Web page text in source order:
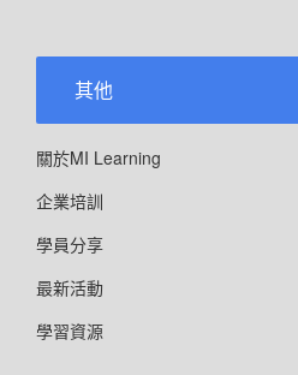
其他
關於MI Learning
企業培訓
學員分享
最新活動
學習資源